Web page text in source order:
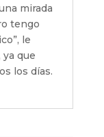
mirada
tengo
le
que
los días.